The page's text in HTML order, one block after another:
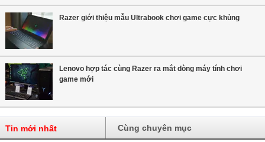
Razer giới thiệu mẫu Ultrabook chơi game cực khủng
Lenovo hợp tác cùng Razer ra mắt dòng máy tính chơi
game mới
Tin mới nhất Cùng chuyên mục